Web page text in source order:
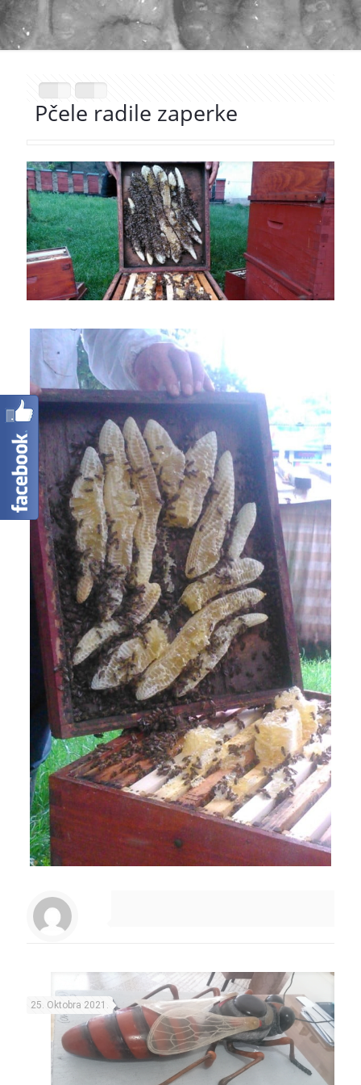
Pčele radile zaperke
25. Oktobra 2021.